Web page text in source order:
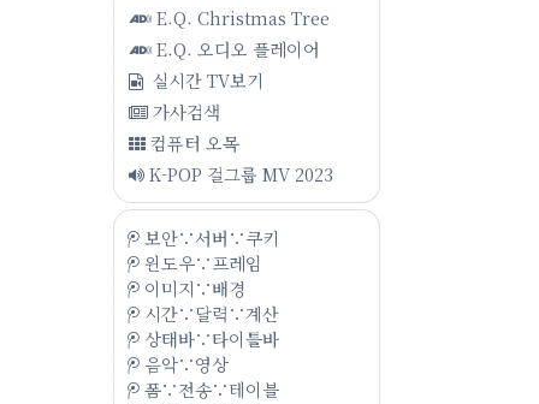
E.Q. Christmas Tree
E.Q. 오디오 플레이어
실시간 TV보기
가사검색
컴퓨터 오목
K-POP 걸그룹 MV 2023
보안∵서버∵쿠키
윈도우∵프레임
이미지∵배경
시간∵달력∵계산
상태바∵타이틀바
음악∵영상
폼∵전송∵테이블